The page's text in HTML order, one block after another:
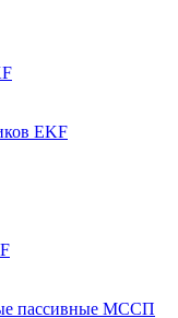
EKF
пассивные МССП